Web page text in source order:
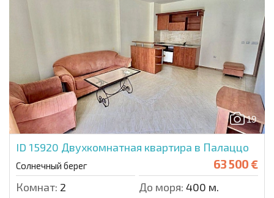
19
ID 15920 Двухкомнатная квартира в Палаццо
Солнечный берег 63 500 €
Комнат: 2 До моря: 400 м.